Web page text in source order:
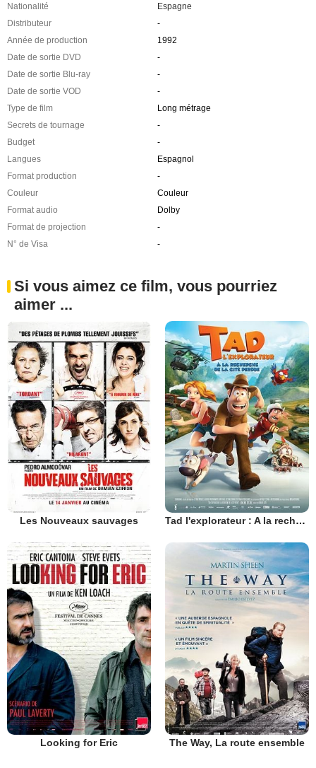
Nationalité
Espagne
Distributeur
-
Année de production
1992
Date de sortie DVD
-
Date de sortie Blu-ray
-
Date de sortie VOD
-
Type de film
Long métrage
Secrets de tournage
-
Budget
-
Langues
Espagnol
Format production
-
Couleur
Couleur
Format audio
Dolby
Format de projection
-
N° de Visa
-
Si vous aimez ce film, vous pourriez
aimer ...
Les Nouveaux sauvages Tad l'explorateur : A la recherche de la Cité perdue
Looking for Eric The Way, La route ensemble